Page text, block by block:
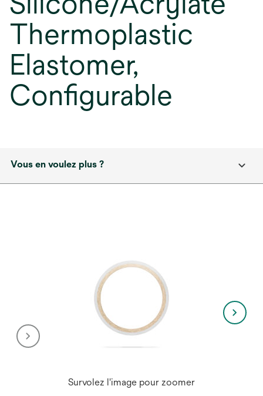
Thermoplastic
Elastomer,
Configurable
Vous en voulez plus ?
Survolez l'image pour zoomer